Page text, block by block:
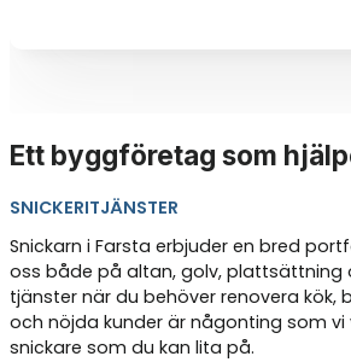
Ett byggföretag som
SNICKERITJÄNSTER
Snickarn i Farsta erbjuder en bred
oss både på altan, golv, plattsättning
tjänster när du behöver renovera kök,
och nöjda kunder är någonting som vi
snickare som du kan lita på.